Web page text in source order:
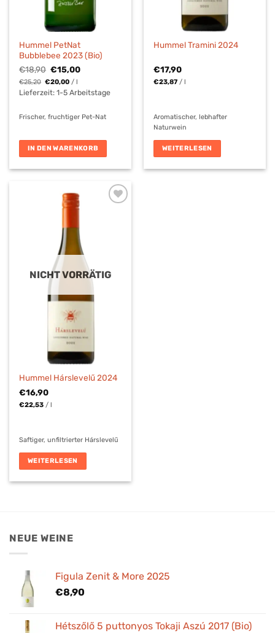
Hummel PetNat
Bubblebee 2023 (Bio)
€18,90 Ursprünglicher
Preis
war:
€18,90
€15,00Aktueller
€15,00.
€25,20 €20,00 / l
Lieferzeit:1-5 Arbeitstage
Frischer, fruchtiger Pet-Nat
IN DEN WARENKORB
Hummel Tramini 2024
€17,90
€23,87 / l
Aromatischer, lebhafter
Naturwein
WEITERLESEN
NICHT VORRÄTIG
Hummel Hárslevelű 2024
€16,90
€22,53 /l
Saftiger, unfiltrierter Hárslevelű
WEITERLESEN
NEUE WEINE
Figula Zenit & More 2025
€8,90
Hétszőlő 5 puttonyos Tokaji Aszú 2017 (Bio)